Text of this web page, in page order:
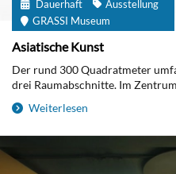
Dauerhaft
Ausstellung
GRASSI Museum
Asiatische Kunst
Der rund 300 Quadratmeter
drei Raumabschnitte. Im
Weiterlesen